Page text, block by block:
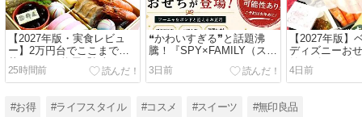
【2027年版・実食レビュ
ー】2万円台でここまで豪
華！グルメ杵屋「招福」
を“コスパNo.1おせち”に推
25時間前
❝かわいすぎる❞と話題沸
騰！『SPY×FAMILY（スパ
イファミリー）』おせちが
初登場
3日前
【2027年版】
ディズニーお
始！ズートピ
プーさん100周
4日前
#お得 #ライフスタイル #コスメ #スイーツ #無印良品